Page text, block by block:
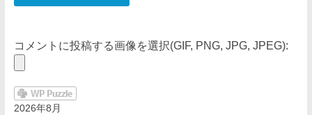
コメントに投稿する画像を選択(GIF, PNG, JPG, JPEG):
2026年8月